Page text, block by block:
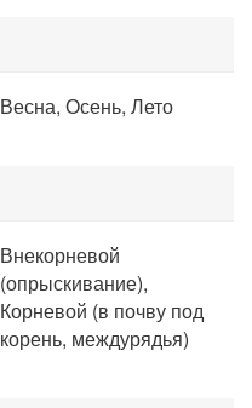
Весна, Осень, Лето
Внекорневой
(опрыскивание),
Корневой (в почву под
корень, междурядья)